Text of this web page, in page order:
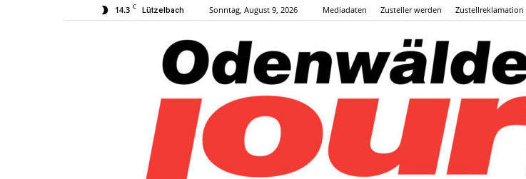
14.3 C Lützelbach Sonntag, August 9, 2026 Mediadaten Zusteller werden Zustellreklamation